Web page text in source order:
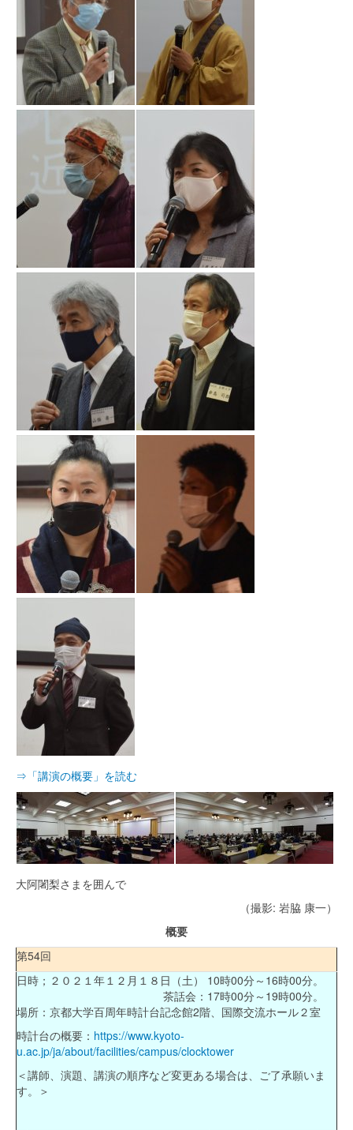
⇒「講演の概要」を読む
大阿闍梨さまを囲んで
（撮影: 岩脇 康一）
概要
第54回
日時；２０２１年１２月１８日（土） 10時00分～ 16時00分。
茶話会： 17時00分～ 19時00分。
場所：京都大学百周年時計台記念館2階、国際交流ホール２室
時計台の概要： https://www.kyoto-
u.ac.jp/ja/about/facilities/campus/clocktower
＜講師、演題、講演の順序など変更ある場合は、ご了承願いま
す。＞